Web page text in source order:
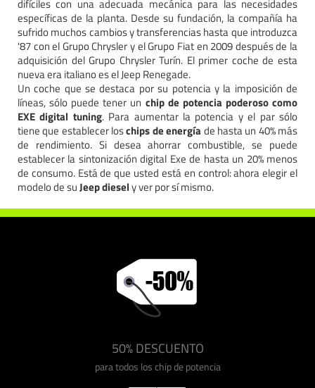
difíciles con una adecuada mecánica para las necesidades
específicas de la planta. Desde su fundación, la compañía ha
sufrido muchos cambios y transferencias hasta que introduzca
'87 con el Grupo Chrysler y el Grupo Fiat en 2009 después de la
adquisición del Grupo Chrysler Turín. El primer coche de esta
nueva era italiano es el Jeep Renegade.
Un coche que se destaca por su potencia y la imposición de
líneas, sólo puede tener un chip de potencia poderoso como
EXE digital tuning. Para aumentar la potencia y el par sólo
tiene que establecer loschips de energíade hasta un 40% más
de rendimiento. Si desea ahorrar combustible, se puede
establecer la sintonización digital Exe de hasta un 20% menos
de consumo. Está de que usted está en control: ahora elegir el
modelo de suJeep diesely ver por sí mismo.
50% DESCUENTO
para todos los chip de potencia